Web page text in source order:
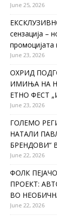
June 25, 2026
сензација –
June 23, 2026
ОХРИД
ИМИЊА НА
ЕТНО ФЕСТ
June 23, 2026
ГОЛЕМО
НАТАЛИ
БРЕНДОВИ“
June 22, 2026
ФОЛК
ПРОЕКТ:
ВО
June 22, 2026